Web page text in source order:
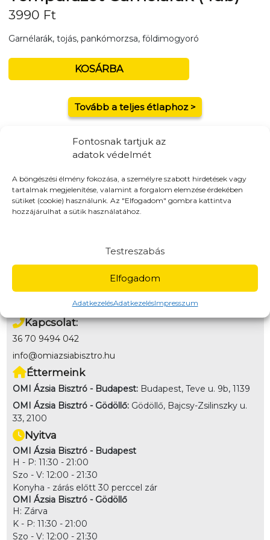
Fontosnak tartjuk az
adatok védelmét
A böngészési élmény fokozása, a személyre szabott hirdetések vagy
tartalmak megjelenítése, valamint a forgalom elemzése érdekében
sütiket (cookie) használunk. Az "Elfogadom" gombra kattintva
hozzájárulhat a sütik használatához.
Elfogadom
Testreszabás
AdatkezelésAdatkezelésImpresszum
3990 Ft
Garnélarák, tojás, pankómorzsa, földimogyoró
KOSÁRBA
Tovább a teljes étlaphoz >
Házhozszállítás / Elvitel Rendelj Online
Szállítunk:16 -kerület, Kistarcsa, Kerepes, Mogyoród,
Gödöllő
Online bankkártya, Utánvét (kártya/készpénz az étel
átvételekor)
Kapcsolat:
36 70 9494 042
info@omiazsiabisztro.hu
Éttermeink
OMI Ázsia Bisztró - Budapest: Budapest, Teve u. 9b, 1139
OMI Ázsia Bisztró - Gödöllő: Gödöllő, Bajcsy-Zsilinszky u.
33, 2100
Nyitva
OMI Ázsia Bisztró - Budapest
H - P: 11:30 - 21:00
Szo - V: 12:00 - 21:30
Konyha - zárás előtt 30 perccel zár
OMI Ázsia Bisztró - Gödöllő
H: Zárva
K - P: 11:30 - 21:00
Szo - V: 12:00 - 21:30